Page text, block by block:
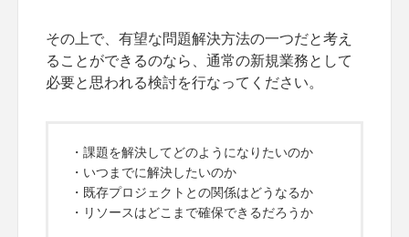
その上で、有望な問題解決方法の一つだと考え
ることができるのなら、通常の新規業務として
必要と思われる検討を行なってください。
・課題を解決してどのようになりたいのか
・いつまでに解決したいのか
・既存プロジェクトとの関係はどうなるか
・リソースはどこまで確保できるだろうか